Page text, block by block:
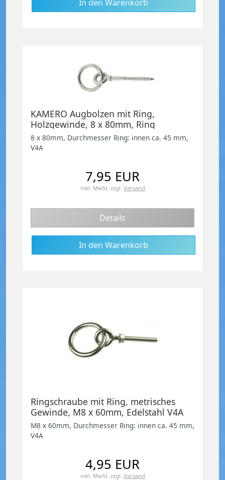
KAMERO Augbolzen mit Ring,
Holzgewinde, 8 x 80mm, Ring
8x45mm, Edelstahl V4A
8 x 80mm, Durchmesser Ring: innen ca. 45 mm,
V4A
7,95 EUR
inkl. MwSt. zzgl. Versand
Details
Ringschraube mit Ring, metrisches
Gewinde, M8 x 60mm, Edelstahl V4A
M8 x 60mm, Durchmesser Ring: innen ca. 45 mm,
V4A
4,95 EUR
inkl. MwSt. zzgl. Versand